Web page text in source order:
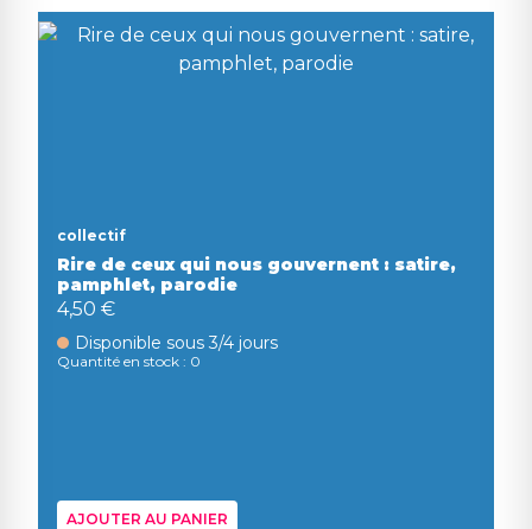
collectif
Rire de ceux qui nous gouvernent : satire,
pamphlet, parodie
4,50 €
Disponible sous 3/4 jours
Quantité en stock : 0
AJOUTER AU PANIER